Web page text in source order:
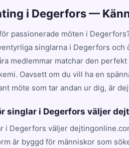
i Degerfors —
passionerade möten i
singlarna i Degerfors
medlemmar matchar den
Oavsett om du vill ha en
möte som tar andan ur dig, är
singlar i Degerfors väljer
i Degerfors väljer
är byggd för människor som